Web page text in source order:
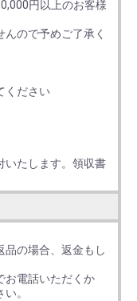
円以上のお客様
ので予めご了承く
ください
いたします。領収書
品の場合、返金もし
お電話いただくか
。